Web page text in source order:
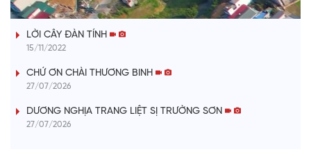
a
V
i
TIẾNG TÍNH QUÊ HƯƠNG
LỜI CÂY ĐÀN TÍNH
15/11/2022
CHỨ ƠN CHÀI THƯƠNG BINH
27/07/2026
DƯƠNG NGHỊA TRANG LIỆT SỊ TRƯỜNG SƠN
27/07/2026